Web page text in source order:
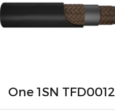
One 1SN TFD0012